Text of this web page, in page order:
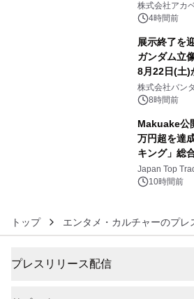
株式会社アカ
4時間前
展示終了を
ガンダム立
8月22日(土)
像『
BEYOND
株式会社バン
8時間前
Makuake公
万円超を達
キング」総
浴シンギン
ズ（XL・
Japan Top
10時間前
トップ エンタメ・カルチャーのプレ
プレスリリース配信